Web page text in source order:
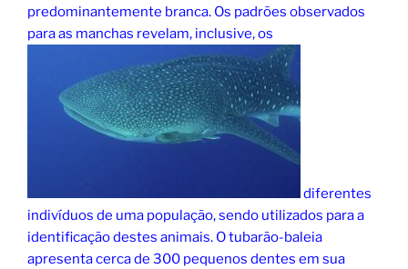
predominantemente branca. Os padrões observados
para as manchas revelam, inclusive, os
diferentes
indivíduos de uma população, sendo utilizados para a
identificação destes animais. O tubarão-baleia
apresenta cerca de 300 pequenos dentes em sua